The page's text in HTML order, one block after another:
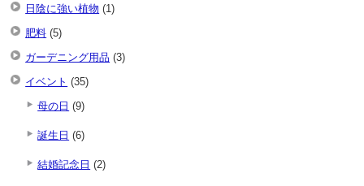
日陰に強い植物 (1)
肥料 (5)
ガーデニング用品 (3)
イベント (35)
母の日 (9)
誕生日 (6)
結婚記念日 (2)